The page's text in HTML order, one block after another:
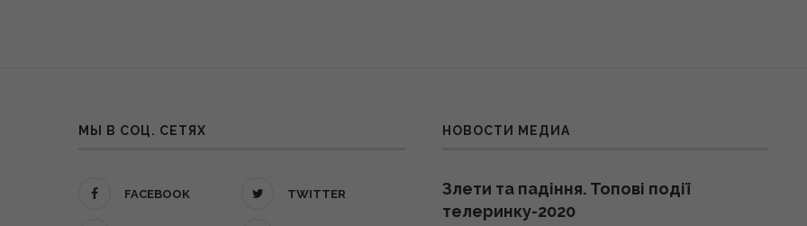
МЫ В СОЦ. СЕТЯХ
FACEBOOK TWITTER
НОВОСТИ МЕДИА
Злети та падіння. Топові події
телеринку-2020